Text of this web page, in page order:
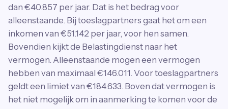
dan €40.857 per jaar. Dat is het bedrag voor
alleenstaande. Bij toeslagpartners gaat het om een
inkomen van €51.142 per jaar, voor hen samen.
Bovendien kijkt de Belastingdienst naar het
vermogen. Alleenstaande mogen een vermogen
hebben van maximaal €146.011. Voor toeslagpartners
geldt een limiet van €184.633. Boven dat vermogen is
het niet mogelijk om in aanmerking te komen voor de